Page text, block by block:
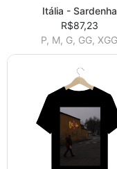
Itália - Sardenha
R$87,23
P, M, G, GG, XGG